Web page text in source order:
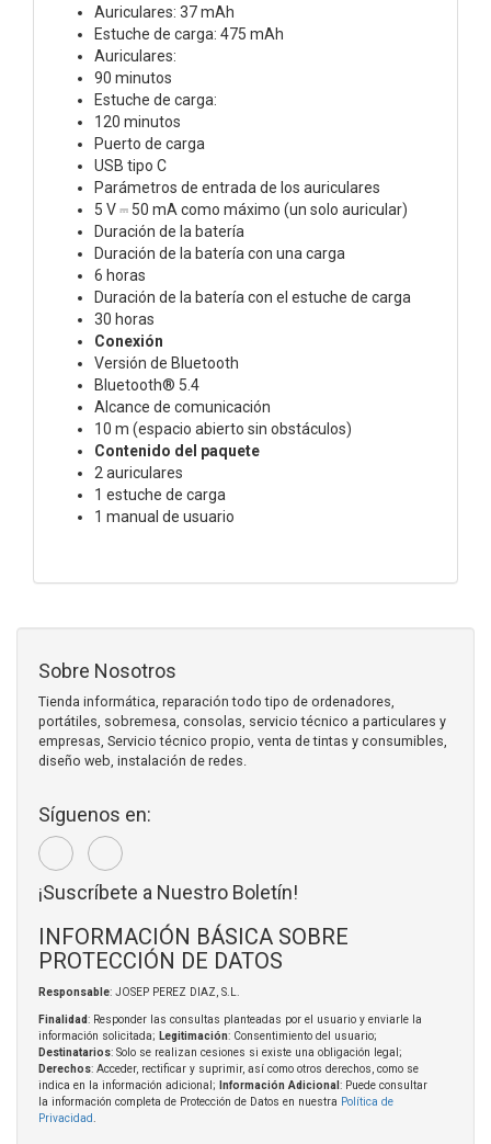
Auriculares: 37 mAh
Estuche de carga: 475 mAh
Auriculares:
90 minutos
Estuche de carga:
120 minutos
Puerto de carga
USB tipo C
Parámetros de entrada de los auriculares
5 V ⎓ 50 mA como máximo (un solo auricular)
Duración de la batería
Duración de la batería con una carga
6 horas
Duración de la batería con el estuche de carga
30 horas
Conexión
Versión de Bluetooth
Bluetooth® 5.4
Alcance de comunicación
10 m (espacio abierto sin obstáculos)
Contenido del paquete
2 auriculares
1 estuche de carga
1 manual de usuario
Sobre Nosotros
Tienda informática, reparación todo tipo de ordenadores,
portátiles, sobremesa, consolas, servicio técnico a particulares y
empresas, Servicio técnico propio, venta de tintas y consumibles,
diseño web, instalación de redes.
Síguenos en:
¡Suscríbete a Nuestro Boletín!
INFORMACIÓN BÁSICA SOBRE
PROTECCIÓN DE DATOS
Responsable: JOSEP PEREZ DIAZ, S.L.
Finalidad: Responder las consultas planteadas por el usuario y enviarle la
información solicitada; Legitimación: Consentimiento del usuario;
Destinatarios: Solo se realizan cesiones si existe una obligación legal;
Derechos: Acceder, rectificar y suprimir, así como otros derechos, como se
indica en la información adicional;
Información Adicional : Puede consultar
la información completa de Protección de Datos en nuestra Política de
Privacidad